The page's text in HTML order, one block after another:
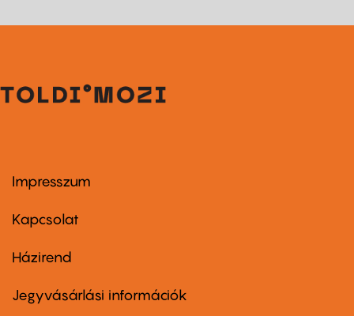
Footer
first
Impresszum
Kapcsolat
Footer
second
Házirend
Jegyvásárlási információk